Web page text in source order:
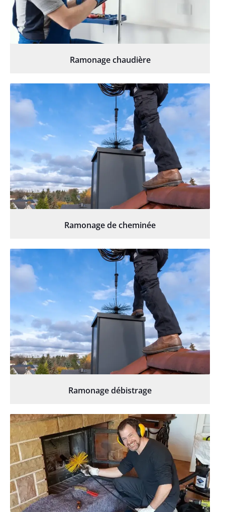
Ramonage chaudière
Ramonage de cheminée
Ramonage débistrage